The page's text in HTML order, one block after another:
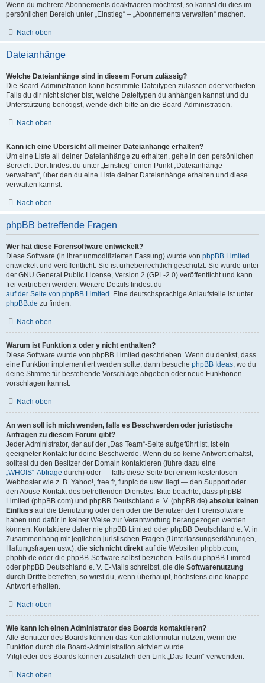
Wenn du mehrere Abonnements deaktivieren möchtest, so kannst du dies im
persönlichen Bereich unter „Einstieg“ – „Abonnements verwalten“ machen.
Nach oben
Dateianhänge
Welche Dateianhänge sind in diesem Forum zulässig?
Die Board-Administration kann bestimmte Dateitypen zulassen oder verbieten.
Falls du dir nicht sicher bist, welche Dateitypen du anhängen kannst und du
Unterstützung benötigst, wende dich bitte an die Board-Administration.
Nach oben
Kann ich eine Übersicht all meiner Dateianhänge erhalten?
Um eine Liste all deiner Dateianhänge zu erhalten, gehe in den persönlichen
Bereich. Dort findest du unter „Einstieg“ einen Punkt „Dateianhänge
verwalten“, über den du eine Liste deiner Dateianhänge erhalten und diese
verwalten kannst.
Nach oben
phpBB betreffende Fragen
Wer hat diese Forensoftware entwickelt?
Diese Software (in ihrer unmodifizierten Fassung) wurde von phpBB Limited
entwickelt und veröffentlicht. Sie ist urheberrechtlich geschützt. Sie wurde unter
der GNU General Public License, Version 2 (GPL-2.0) veröffentlicht und kann
frei vertrieben werden. Weitere Details findest du
auf der Seite von phpBB Limited . Eine deutschsprachige Anlaufstelle ist unter
phpBB.de zu finden.
Nach oben
Warum ist Funktion x oder y nicht enthalten?
Diese Software wurde von phpBB Limited geschrieben. Wenn du denkst, dass
eine Funktion implementiert werden sollte, dann besuche phpBB Ideas, wo du
deine Stimme für bestehende Vorschläge abgeben oder neue Funktionen
vorschlagen kannst.
Nach oben
An wen soll ich mich wenden, falls es Beschwerden oder juristische
Anfragen zu diesem Forum gibt?
Jeder Administrator, der auf der „Das Team“-Seite aufgeführt ist, ist ein
geeigneter Kontakt für deine Beschwerde. Wenn du so keine Antwort erhältst,
solltest du den Besitzer der Domain kontaktieren (führe dazu eine
„WHOIS“-Abfrage durch) oder — falls diese Seite bei einem kostenlosen
Webhoster wie z. B. Yahoo!, free.fr, funpic.de usw. liegt — den Support oder
den Abuse-Kontakt des betreffenden Dienstes. Bitte beachte, dass phpBB
Limited (phpBB.com) und phpBB Deutschland e. V. (phpBB.de) absolut keinen
Einfluss auf die Benutzung oder den oder die Benutzer der Forensoftware
haben und dafür in keiner Weise zur Verantwortung herangezogen werden
können. Kontaktiere daher nie phpBB Limited oder phpBB Deutschland e. V. in
Zusammenhang mit jeglichen juristischen Fragen (Unterlassungserklärungen,
Haftungsfragen usw.), die sich nicht direkt auf die Websiten phpbb.com,
phpbb.de oder die phpBB-Software selbst beziehen. Falls du phpBB Limited
oder phpBB Deutschland e. V. E-Mails schreibst, die die Softwarenutzung
durch Dritte betreffen, so wirst du, wenn überhaupt, höchstens eine knappe
Antwort erhalten.
Nach oben
Wie kann ich einen Administrator des Boards kontaktieren?
Alle Benutzer des Boards können das Kontaktformular nutzen, wenn die
Funktion durch die Board-Administration aktiviert wurde.
Mitglieder des Boards können zusätzlich den Link „Das Team“ verwenden.
Nach oben